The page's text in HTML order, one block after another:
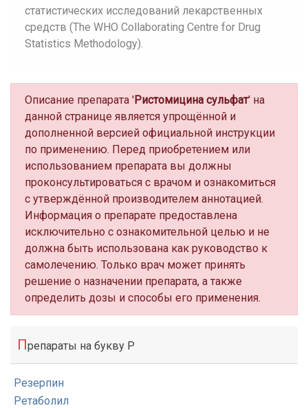
статистических исследований лекарственных
средств (The WHO Collaborating Centre for Drug
Statistics Methodology).
Описание препарата 'Ристомицина сульфат' на
данной странице является упрощённой и
дополненной версией официальной инструкции
по применению. Перед приобретением или
использованием препарата вы должны
проконсультироваться с врачом и ознакомиться
с утверждённой производителем аннотацией.
Информация о препарате предоставлена
исключительно с ознакомительной целью и не
должна быть использована как руководство к
самолечению. Только врач может принять
решение о назначении препарата, а также
определить дозы и способы его применения.
Препараты на букву Р
Резерпин
Ретаболил